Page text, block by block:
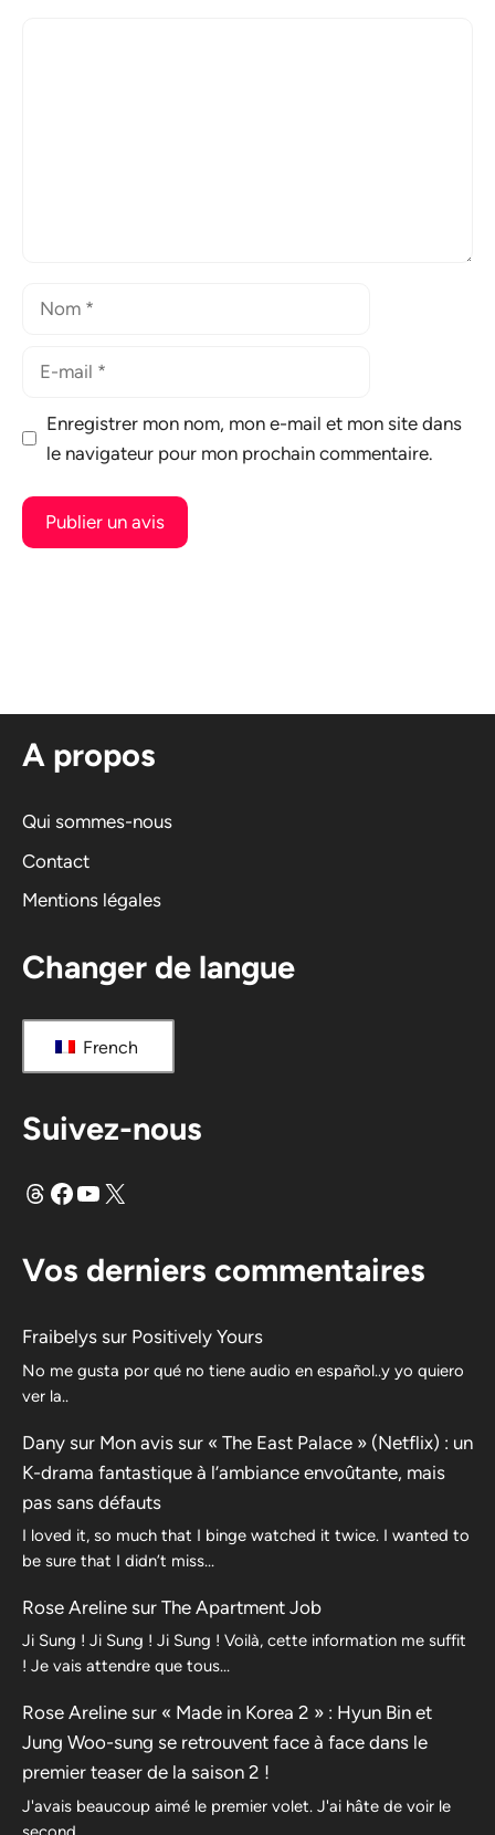
Enregistrer mon nom, mon e-mail et mon site dans
le navigateur pour mon prochain commentaire.
a
i
e
:
A propos
Qui sommes-nous
Contact
Mentions légales
Changer de langue
French
Suivez-nous
FilsFacebook
YouTube
X
Vos derniers commentaires
Fraibelys sur Positively Yours
No me gusta por qué no tiene audio en español..y yo quiero
ver la..
Dany sur Mon avis sur « The East Palace » (Netflix) : un
K-drama fantastique à l’ambiance envoûtante, mais
pas sans défauts
I loved it, so much that I binge watched it twice. I wanted to
be sure that I didn’t miss…
Rose Areline sur The Apartment Job
Ji Sung ! Ji Sung ! Ji Sung ! Voilà, cette information me suffit
! Je vais attendre que tous…
Rose Areline sur « Made in Korea 2 » : Hyun Bin et
Jung Woo-sung se retrouvent face à face dans le
premier teaser de la saison 2 !
J'avais beaucoup aimé le premier volet. J'ai hâte de voir le